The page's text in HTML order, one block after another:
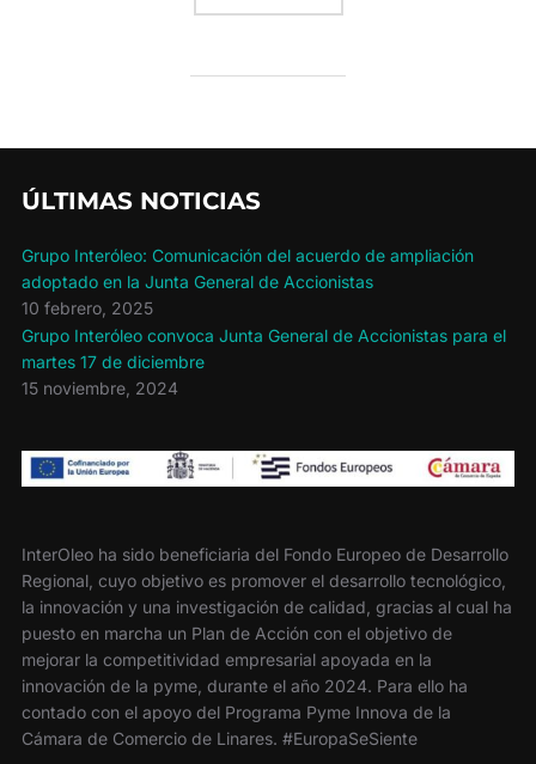
ÚLTIMAS NOTICIAS
Grupo Interóleo: Comunicación del acuerdo de ampliación
adoptado en la Junta General de Accionistas
10 febrero, 2025
Grupo Interóleo convoca Junta General de Accionistas para el
martes 17 de diciembre
15 noviembre, 2024
InterOleo ha sido beneficiaria del Fondo Europeo de Desarrollo
Regional, cuyo objetivo es promover el desarrollo tecnológico,
la innovación y una investigación de calidad, gracias al cual ha
puesto en marcha un Plan de Acción con el objetivo de
mejorar la competitividad empresarial apoyada en la
innovación de la pyme, durante el año 2024. Para ello ha
contado con el apoyo del Programa Pyme Innova de la
Cámara de Comercio de Linares. #EuropaSeSiente